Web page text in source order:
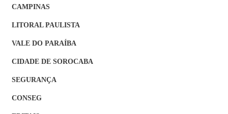
CAMPINAS
LITORAL PAULISTA
VALE DO PARAÍBA
CIDADE DE SOROCABA
SEGURANÇA
CONSEG